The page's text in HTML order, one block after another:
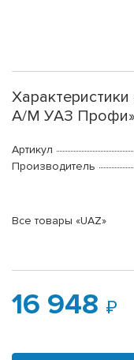
А/М УАЗ Профи»
Артикул
Производитель
Все товары «UAZ»
16 948